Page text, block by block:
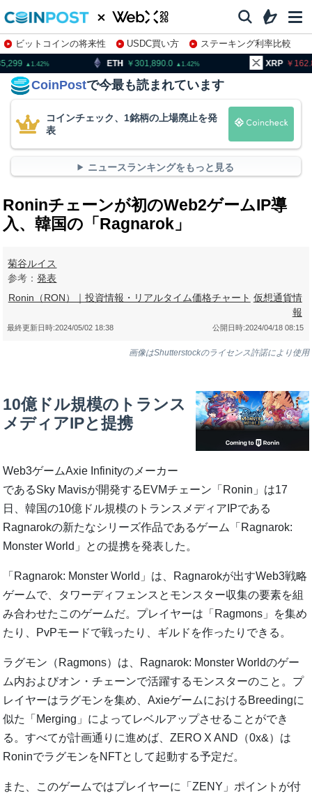
ビットコインの将来性 USDC買い方
ステーキング利率比較
株特集・関連銘柄
301,890.0 XRP 162.82
CoinPostで今最も読まれています
コインチェック、1銘柄の上場廃止を発
表
ニュースランキングをもっと見る
Roninチェーンが初のWeb2ゲームIP導
入、韓国の「Ragnarok」
菊谷ルイス
参考：発表
Ronin（RON）｜投資情報・リアルタイム価格チャート 仮想通貨情
報
公開日時:2024/04/18 08:15
最終更新日時:2024/05/02 18:38
画像はShutterstockのライセンス許諾により使用
10億ドル規模のトランス
メディアIPと提携
Web3ゲームAxie Infinityのメーカー
であるSky Mavisが開発するEVMチェーン「Ronin」は17
日、韓国の10億ドル規模のトランスメディアIPである
Ragnarokの新たなシリーズ作品であるゲーム「Ragnarok:
Monster World」との提携を発表した。
「Ragnarok: Monster World」は、Ragnarokが出すWeb3戦略
ゲームで、タワーディフェンスとモンスター収集の要素を組
み合わせたこのゲームだ。プレイヤーは「Ragmons」を集め
たり、PvPモードで戦ったり、ギルドを作ったりできる。
ラグモン（Ragmons）は、Ragnarok: Monster Worldのゲー
ム内およびオン・チェーンで活躍するモンスターのこと。プ
レイヤーはラグモンを集め、AxieゲームにおけるBreedingに
似た「Merging」によってレベルアップさせることができ
る。すべてが計画通りに進めば、ZERO X AND（0x&）は
RoninでラグモンをNFTとして起動する予定だ。
また、このゲームではプレイヤーに「ZENY」ポイントが付